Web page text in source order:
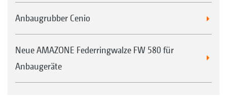
Anbaugrubber Cenio
Neue AMAZONE Federringwalze FW 580 für
Anbaugeräte